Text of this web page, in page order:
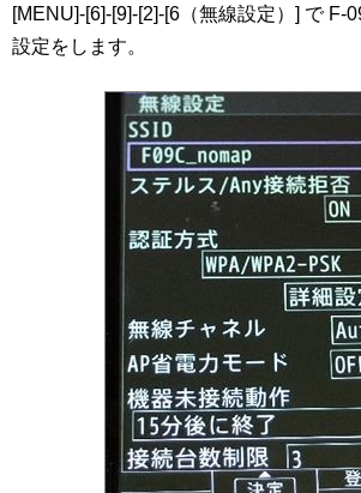
[MENU]-[6]-[9]-[2]-[6（無線設定）] で F-
設定をします。